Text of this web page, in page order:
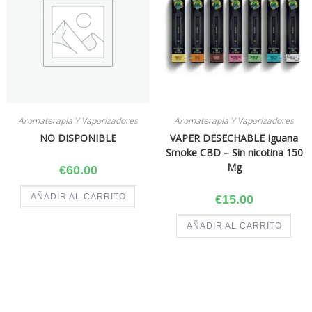
Aromaterapia Y Vaporizadores
NO DISPONIBLE
€60.00
AÑADIR AL CARRITO
Aromaterapia Y Vaporizadores
VAPER DESECHABLE Iguana
Smoke CBD – Sin nicotina 150
Mg
€15.00
AÑADIR AL CARRITO